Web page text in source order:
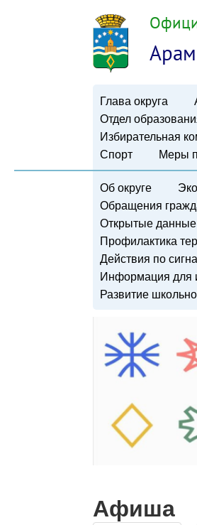
Глава округа
Отдел
Избирательная
Спорт
Меры
Об округе
Обращения
Открытые данные
Профилактика
Действия по
Информация для
Развитие
Афиша